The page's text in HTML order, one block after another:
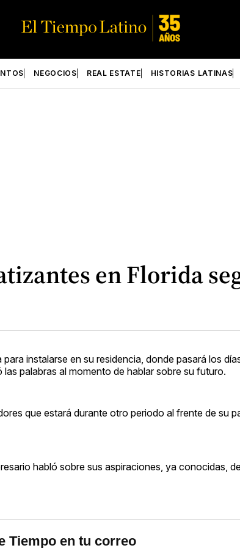
NEGOCIOS REAL ESTATE HISTORIAS LATINAS
en Florida
instalarse en su residencia, donde pasará los
palabras al momento de hablar sobre su futuro.
que estará durante otro periodo al frente de su
habló sobre sus aspiraciones, ya conocidas,
Tiempo en tu correo